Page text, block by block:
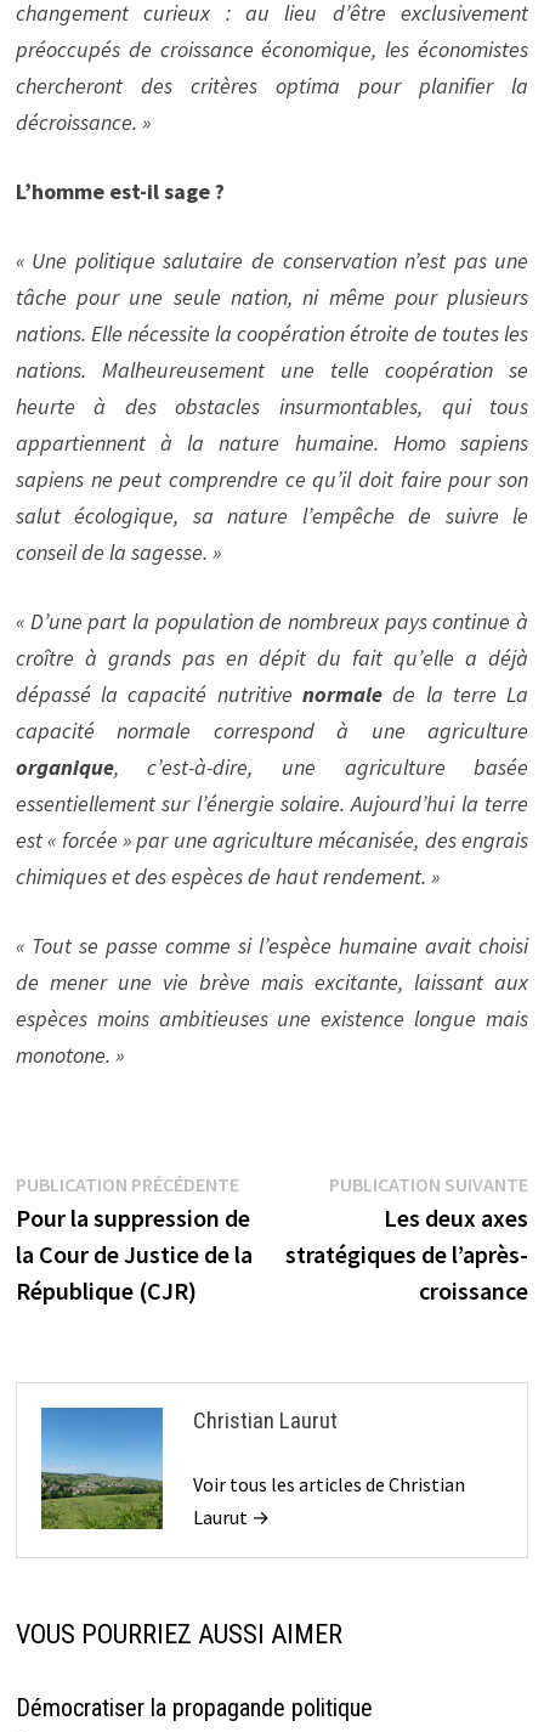
changement curieux : au lieu d’être exclusivement
préoccupés de croissance économique, les économistes
chercheront des critères optima pour planifier la
décroissance. »
L’homme est-il sage ?
« Une politique salutaire de conservation n’est pas une
tâche pour une seule nation, ni même pour plusieurs
nations. Elle nécessite la coopération étroite de toutes les
nations. Malheureusement une telle coopération se
heurte à des obstacles insurmontables, qui tous
appartiennent à la nature humaine. Homo sapiens
sapiens ne peut comprendre ce qu’il doit faire pour son
salut écologique, sa nature l’empêche de suivre le
conseil de la sagesse. »
« D’une part la population de nombreux pays continue à
croître à grands pas en dépit du fait qu’elle a déjà
dépassé la capacité nutritive normale de la terreLa
capacité normale correspond à une agriculture
organique, c’est-à-dire, une agriculture basée
essentiellement sur l’énergie solaire. Aujourd’hui la terre
est « forcée » par une agriculture mécanisée, des engrais
chimiques et des espèces de haut rendement. »
« Tout se passe comme si l’espèce humaine avait choisi
de mener une vie brève mais excitante, laissant aux
espèces moins ambitieuses une existence longue mais
monotone. »
Navigation
de
l’article
PUBLICATION PRÉCÉDENTEPublication
précédente :
Pour la suppression de
la Cour de Justice de la
République (CJR)
PUBLICATION SUIVANTE
Les deux axes
stratégiques de l’après-
croissance
Christian Laurut
Voir tous les articles de Christian
Laurut →
VOUS POURRIEZ AUSSI AIMER
Démocratiser la propagande politique